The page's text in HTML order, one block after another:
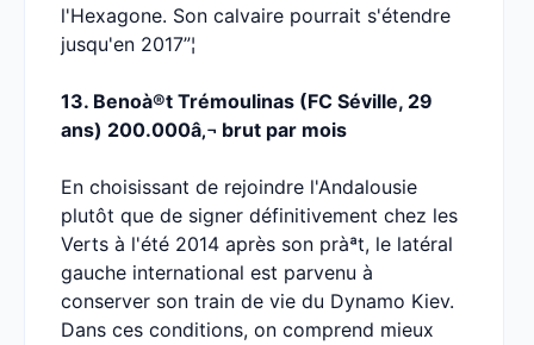
l'Hexagone. Son calvaire pourrait s'étendre
jusqu'en 2017”¦
13. Benoà®t Trémoulinas (FC Séville, 29
ans) 200.000â‚¬ brut par mois
En choisissant de rejoindre l'Andalousie
plutôt que de signer définitivement chez les
Verts à l'été 2014 après son pràªt, le latéral
gauche international est parvenu à
conserver son train de vie du Dynamo Kiev.
Dans ces conditions, on comprend mieux